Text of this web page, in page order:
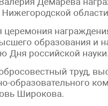
церемония
образования и
Дня российской
труд,
образовательного
Широкова.